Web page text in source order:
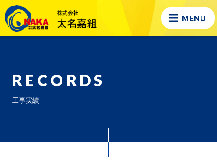
MENU
RECORDS
工事実績